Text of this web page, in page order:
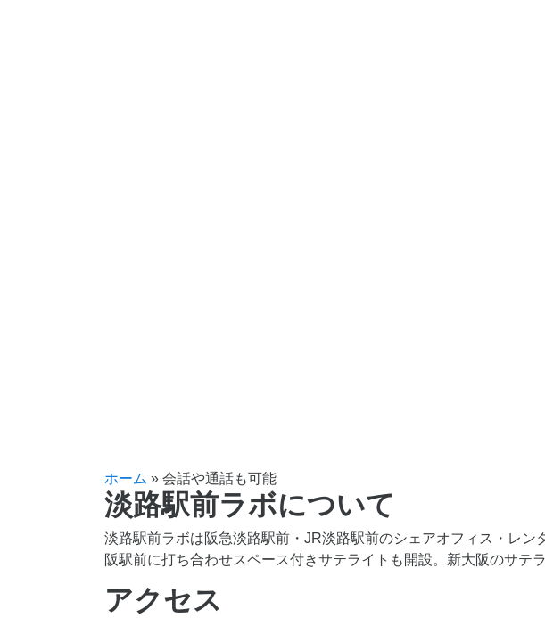
ホーム » 会話や通話も可能
淡路駅前ラボについて
淡路駅前ラボは阪急淡路駅前・JR淡路駅前のシェアオフィス・レ
阪駅前に打ち合わせスペース付きサテライトも開設。新大阪のサテ
アクセス